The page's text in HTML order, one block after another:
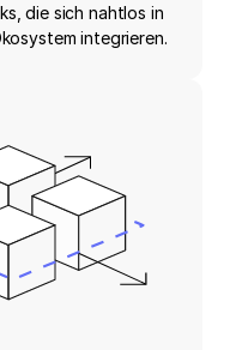
die sich nahtlos in
integrieren.